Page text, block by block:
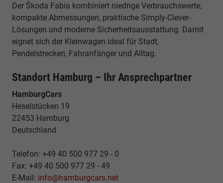
Der Škoda Fabia kombiniert niedrige Verbrauchswerte,
kompakte Abmessungen, praktische Simply-Clever-
Lösungen und moderne Sicherheitsausstattung. Damit
eignet sich der Kleinwagen ideal für Stadt,
Pendelstrecken, Fahranfänger und Alltag.
Standort Hamburg – Ihr Ansprechpartner
HamburgCars
Heselstücken 19
22453 Hamburg
Deutschland
Telefon: +49 40 500 977 29 - 0
Fax: +49 40 500 977 29 - 49
E-Mail: info@hamburgcars.net